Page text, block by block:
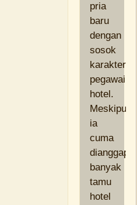
pria
baru
dengan
sosok
karakter
pegawai
hotel.
Meskipun
ia
cuma
dianggap
banyak
tamu
hotel